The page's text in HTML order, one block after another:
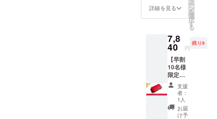
み)の
20%off
寸法:
H6.1×D
2.4cm
革 :ア
ドリア
(イタリ
ア産牛
革) 生
産:日本
詳細を見る ー
ン
を
選
択
す
る
7,8
40 円
残り9
【早割
10名様
限定】
Kururi
2.0(レッ
ド)を1
点 一般
販売予
支援
者：
1人
お届
け予